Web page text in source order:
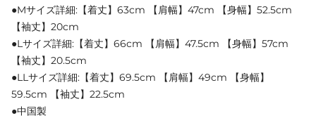
●Mサイズ詳細:【着丈】63cm 【肩幅】47cm 【身幅】52.5cm
【袖丈】20cm
●Lサイズ詳細:【着丈】66cm 【肩幅】47.5cm 【身幅】57cm
【袖丈】20.5cm
●LLサイズ詳細:【着丈】69.5cm 【肩幅】49cm 【身幅】
59.5cm 【袖丈】22.5cm
●中国製